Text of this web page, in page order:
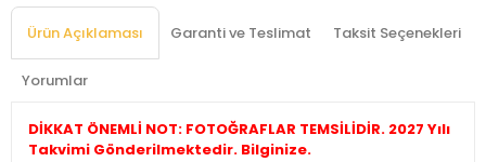
Ürün Açıklaması Garanti ve Teslimat Taksit Seçenekleri
Yorumlar
DİKKAT ÖNEMLİ NOT: FOTOĞRAFLAR TEMSİLİDİR. 2027 Yılı
Takvimi Gönderilmektedir. Bilginize.